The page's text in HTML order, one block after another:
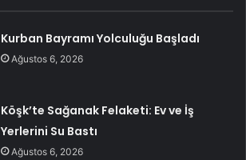
Kurban Bayramı Yolculuğu Başladı
Ağustos 6, 2026
Köşk’te Sağanak Felaketi: Ev ve İş
Yerlerini Su Bastı
Ağustos 6, 2026